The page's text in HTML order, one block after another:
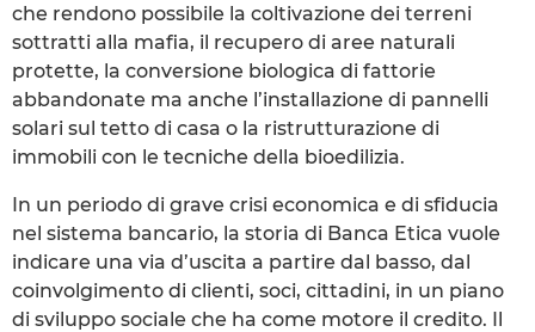
che rendono possibile la coltivazione dei terreni
sottratti alla mafia, il recupero di aree naturali
protette, la conversione biologica di fattorie
abbandonate ma anche l’installazione di pannelli
solari sul tetto di casa o la ristrutturazione di
immobili con le tecniche della bioedilizia.
In un periodo di grave crisi economica e di sfiducia
nel sistema bancario, la storia di Banca Etica vuole
indicare una via d’uscita a partire dal basso, dal
coinvolgimento di clienti, soci, cittadini, in un piano
di sviluppo sociale che ha come motore il credito. Il